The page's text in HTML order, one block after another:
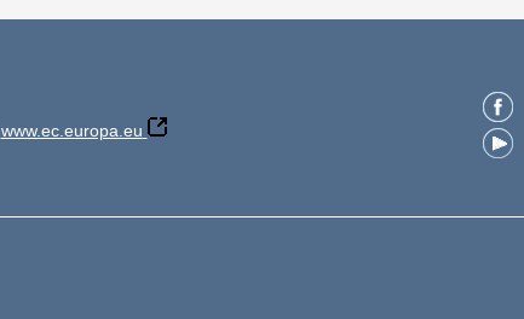
www.ec.europa.eu